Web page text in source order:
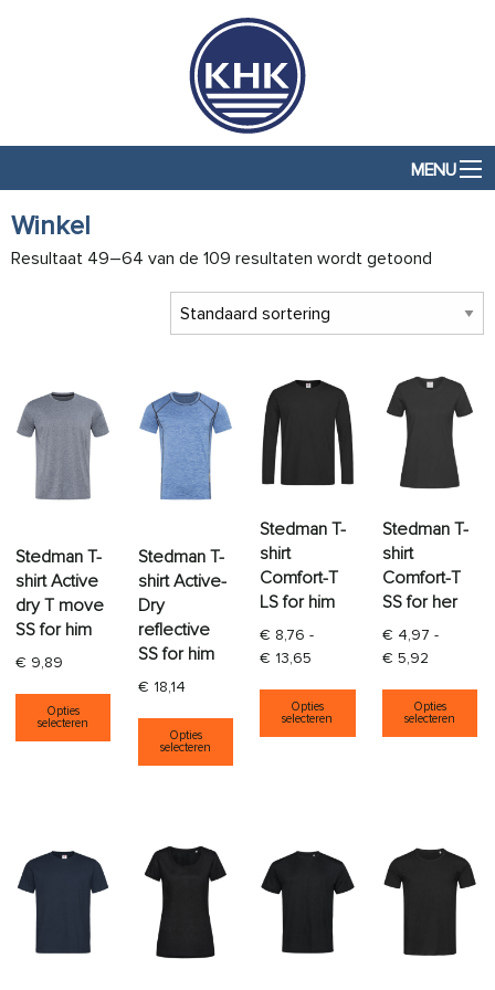
MENU
Winkel
Resultaat 49–64 van de 109 resultaten wordt getoond
Stedman T-
shirt Active
dry T move
SS for him
€ 9,89
Opties
selecteren
Dit product heeft meerdere variaties. Deze optie
Stedman T-
shirt Active-
Dry
reflective
SS for him
€ 18,14
Opties
selecteren
Dit product heeft meerdere
Stedman T-
shirt
Comfort-T
LS for him
€ 8,76 -
€ 13,65 Prijsklasse: € 8,76 tot €
Opties
selecteren
Dit product heeft
Stedman T-
shirt
Comfort-T
SS for her
€ 4,97 -
€ 5,92
Opties
selecteren